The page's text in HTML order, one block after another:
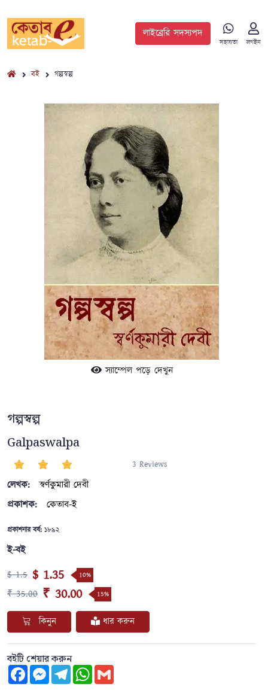
লাইব্রেরি সদস্যপদ
সহায়তা লগইন
বই গল্পস্বল্প
স্যাম্পেল পড়ে দেখুন
গল্পস্বল্প
Galpaswalpa
3 Reviews
লেখক:
স্বর্ণকুমারী দেবী
প্রকাশক:
কেতাব-ই
প্রকাশনার বর্ষ: ১৮৯২
ই-বই
$ 1.5 $ 1.35 10%
₹ 35.00 ₹ 30.00 15%
কিনুন ধার করুন
বইটি শেয়ার করুন
FacebookMessengerTelegramWhatsApp